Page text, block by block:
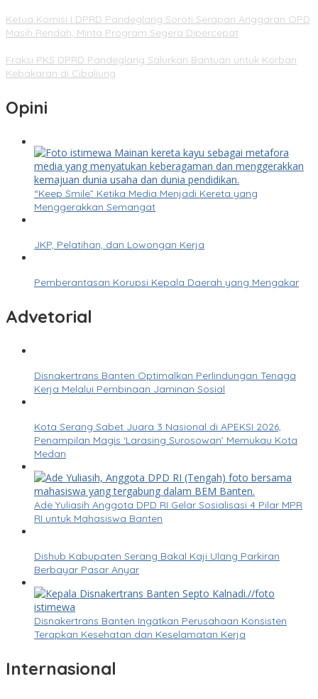
Ketua Komisi I DPRD Pandeglang Soroti Serapan Anggaran OPD
Masih Rendah, Minta Program Segera Dipercepat
Fraksi PKS DPRD Pandeglang Salurkan Bantuan untuk Korban
Kebakaran di Cibaliung
Opini
“Keep Smile” Ketika Media Menjadi Kereta yang
Menggerakkan Semangat
JKP, Pelatihan, dan Lowongan Kerja
Pemberantasan Korupsi Kepala Daerah yang Mengakar
Advetorial
Disnakertrans Banten Optimalkan Perlindungan Tenaga
Kerja Melalui Pembinaan Jaminan Sosial
Kota Serang Sabet Juara 3 Nasional di APEKSI 2026,
Penampilan Magis ‘Larasing Surosowan’ Memukau Kota
Medan
Ade Yuliasih Anggota DPD RI Gelar Sosialisasi 4 Pilar MPR
RI untuk Mahasiswa Banten
Dishub Kabupaten Serang Bakal Kaji Ulang Parkiran
Berbayar Pasar Anyar
Disnakertrans Banten Ingatkan Perusahaan Konsisten
Terapkan Kesehatan dan Keselamatan Kerja
Internasional